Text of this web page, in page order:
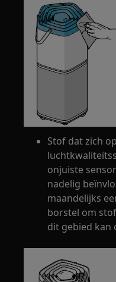
Stof dat zich
onjuiste
nadelig
maandelijks
borstel om
dit gebied kan